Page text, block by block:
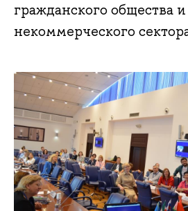
гражданского общества и
некоммерческого